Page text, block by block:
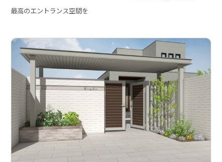
最高のエントランス空間を